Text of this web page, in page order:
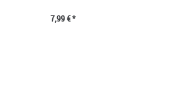
7,99 € *